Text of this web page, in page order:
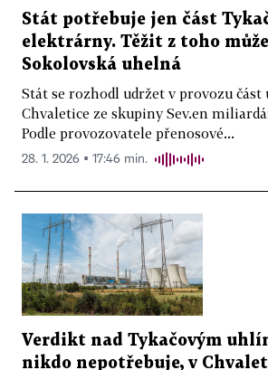
Stát potřebuje jen část
elektrárny. Těžit z toho
Sokolovská uhelná
Stát se rozhodl udržet v provozu
Chvaletice ze skupiny Sev.en
Podle provozovatele přenosové...
28. 1. 2026 ▪ 17:46 min.
Verdikt nad Tykačovým
nikdo nepotřebuje, v